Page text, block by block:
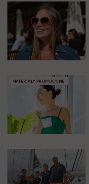
MATERIAŁY PROMOCYJNE